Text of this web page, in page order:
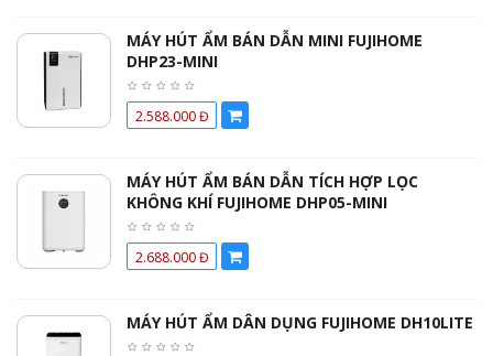
MÁY HÚT ẨM BÁN DẪN MINI FUJIHOME
DHP23-MINI
2.588.000 Đ
MÁY HÚT ẨM BÁN DẪN TÍCH HỢP LỌC
KHÔNG KHÍ FUJIHOME DHP05-MINI
2.688.000 Đ
MÁY HÚT ẨM DÂN DỤNG FUJIHOME DH10LITE